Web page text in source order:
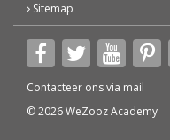
Sitemap
Contacteer ons via mail
© 2026 WeZooz Academy